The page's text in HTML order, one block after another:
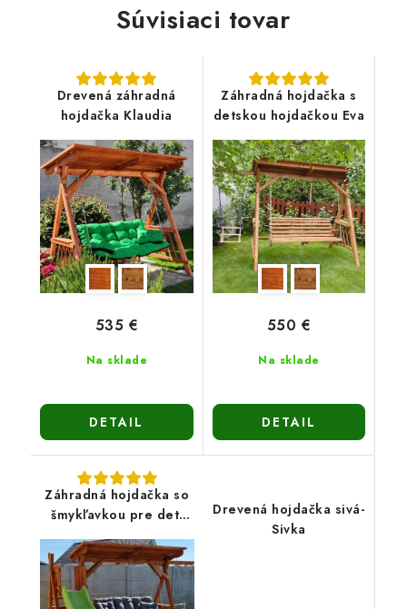
Súvisiaci tovar
Drevená záhradná
hojdačka Klaudia
Na sklade
535 €
DETAIL
Záhradná hojdačka s
detskou hojdačkou Eva
Na sklade
550 €
DETAIL
Záhradná hojdačka so
šmykľavkou pre deti
Drevená hojdačka sivá-
Sivka